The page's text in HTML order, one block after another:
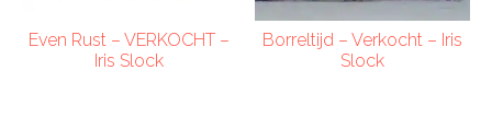
Even Rust – VERKOCHT –
Iris Slock
Borreltijd – Verkocht – Iris
Slock